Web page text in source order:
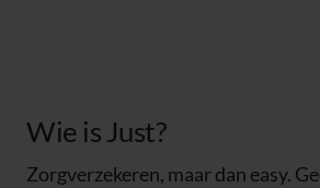
Wie is Just?
Zorgverzekeren, maar dan easy.